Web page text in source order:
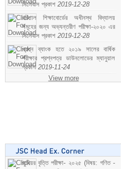
সিলেবাস প্রকাশ 2019-12-28
বরিশাল শিক্ষাবোর্ডের অধীনস্থ বিদ্যালয়
সমূহের জন্য অভ্যন্তরীণ পরীক্ষা-২০২০ এর
সিলেবাস প্রকাশ 2019-12-28
প্রশ্ন ব্যাংক হতে ২০১৯ সালের বার্ষিক
পরীক্ষার প্রশ্নপত্র ডাউনলোডের ম্যানুয়াল
প্রকাশ 2019-11-24
View more
জুনিয়র বৃত্তি পরীক্ষা- ২০২৫ (বিষয়: গণিত -